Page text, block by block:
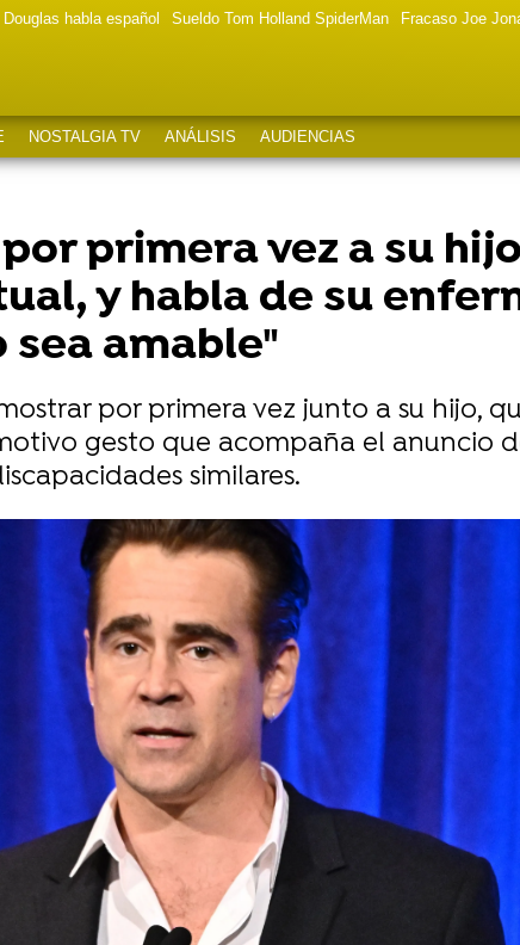
habla español Sueldo Tom Holland SpiderMan Fracaso Joe
NOSTALGIA TV ANÁLISIS AUDIENCIAS
primera vez a su
y habla de su
sea amable"
por primera vez junto a su hijo,
gesto que acompaña el anuncio
similares.
con su hijo de 13 años en los Oscar vestidos